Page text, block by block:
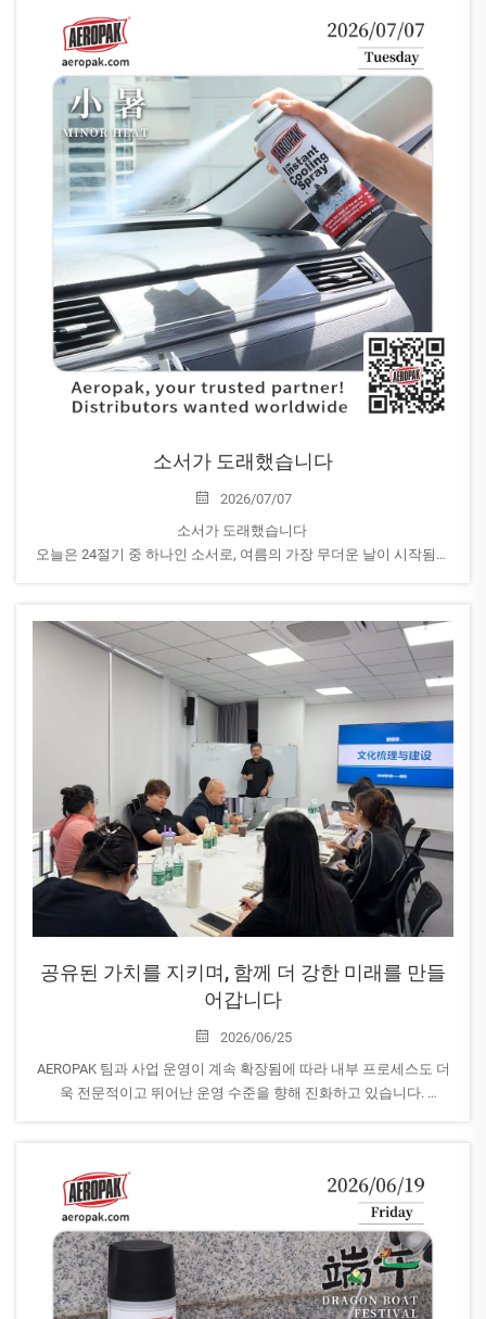
소서가 도래했습니다
2026/07/07
소서가 도래했습니다
오늘은 24절기 중 하나인 소서로, 여름의 가장 무더운 날이 시작됨을
챙기시기를 당부드립니다...
공유된 가치를 지키며, 함께 더 강한 미래를 만들
어갑니다
2026/06/25
AEROPAK 팀과 사업 운영이 계속 확장됨에 따라 내부 프로세스도 더
욱 전문적이고 뛰어난 운영 수준을 향해 진화하고 있습니다.